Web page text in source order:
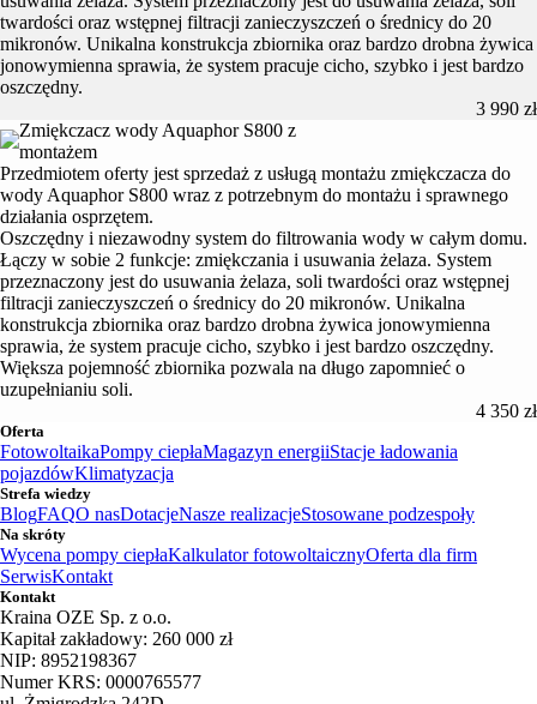
twardości oraz wstępnej filtracji zanieczyszczeń o średnicy do 20
mikronów. Unikalna konstrukcja zbiornika oraz bardzo drobna żywica
jonowymienna sprawia, że system pracuje cicho, szybko i jest bardzo
oszczędny.
3 990 zł
Zmiękczacz wody Aquaphor S800 z
montażem
Przedmiotem oferty jest sprzedaż z usługą montażu zmiękczacza do
wody Aquaphor S800 wraz z potrzebnym do montażu i sprawnego
działania osprzętem.
Oszczędny i niezawodny system do filtrowania wody w całym domu.
Łączy w sobie 2 funkcje: zmiękczania i usuwania żelaza. System
przeznaczony jest do usuwania żelaza, soli twardości oraz wstępnej
filtracji zanieczyszczeń o średnicy do 20 mikronów. Unikalna
konstrukcja zbiornika oraz bardzo drobna żywica jonowymienna
sprawia, że system pracuje cicho, szybko i jest bardzo oszczędny.
Większa pojemność zbiornika pozwala na długo zapomnieć o
uzupełnianiu soli.
4 350 zł
Oferta
FotowoltaikaPompy ciepłaMagazyn energiiStacje ładowania
pojazdówKlimatyzacja
Strefa wiedzy
BlogFAQO nasDotacjeNasze realizacjeStosowane podzespoły
Na skróty
Wycena pompy ciepłaKalkulator fotowoltaicznyOferta dla firm
SerwisKontakt
Kontakt
Kraina OZE Sp. z o.o.
Kapitał zakładowy: 260 000 zł
NIP: 8952198367
Numer KRS: 0000765577